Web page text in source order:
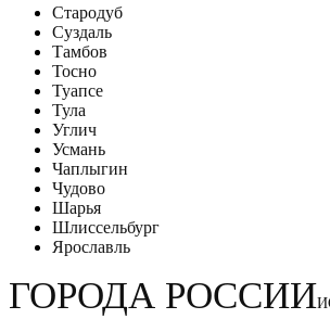
Стародуб
Суздаль
Тамбов
Тосно
Туапсе
Тула
Углич
Усмань
Чаплыгин
Чудово
Шарья
Шлиссельбург
Ярославль
ГОРОДА РОССИИ